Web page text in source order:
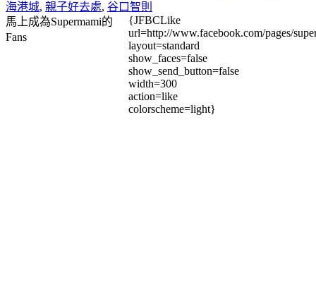
海港城, 親子好去處, 谷口智則
馬上成為Supermami的
Fans
{JFBCLike
url=http://www.facebook.com/pages/
layout=standard
show_faces=false
show_send_button=false
width=300
action=like
colorscheme=light}